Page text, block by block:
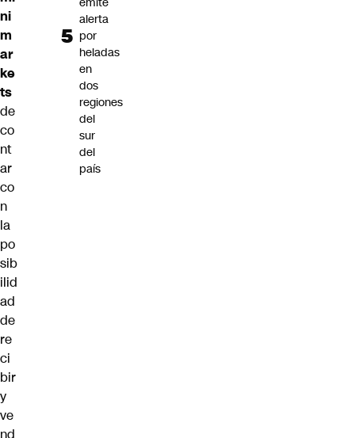
ni
m
ar
ke
ts
de
co
nt
ar
co
n
la
po
sib
ilid
ad
de
re
ci
bir
y
ve
alerta
por
heladas
en
dos
regiones
del
sur
del
país